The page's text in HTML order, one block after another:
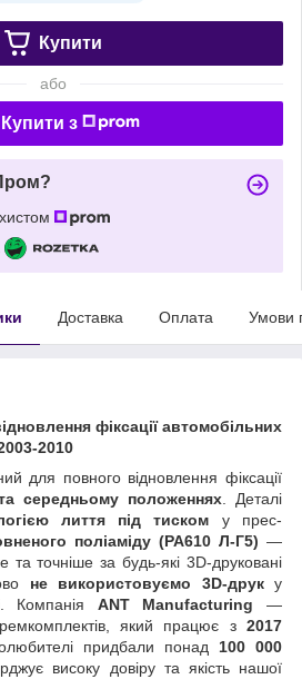
Купити
або
Купити з
Доставка Оплата Умови
фіксації автомобільних
2010
для повного відновлення фіксації
середньому положеннях. Деталі
лиття під тиском у прес-
поліаміду (PA610 Л-Г5) —
та точніше за будь-які 3D-друковані
не використовуємо 3D-друку
Компанія ANT Manufacturing —
який працює з 2017
придбали понад 100 000
високу довіру та якість нашої